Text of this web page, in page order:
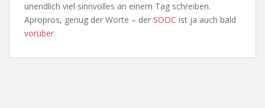
unendlich viel sinnvolles an einem Tag schreiben.
Apropros, genug der Worte – der SOOC ist ja auch bald
vorüber.